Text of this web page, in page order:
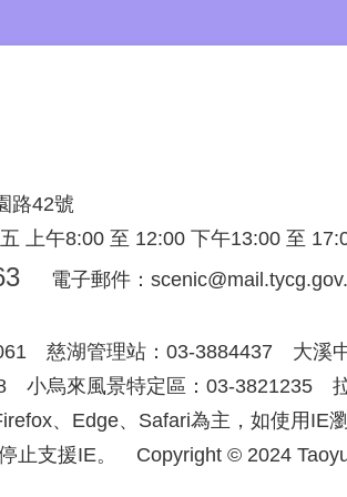
路42號
上午8:00 至 12:00 下午13:00 至
電子郵件：
慈湖管理站：03-3884437 大溪
小烏來風景特定區：03-3821235
、Edge、Safari為主，如使用IE
止支援IE。 Copyright © 2024